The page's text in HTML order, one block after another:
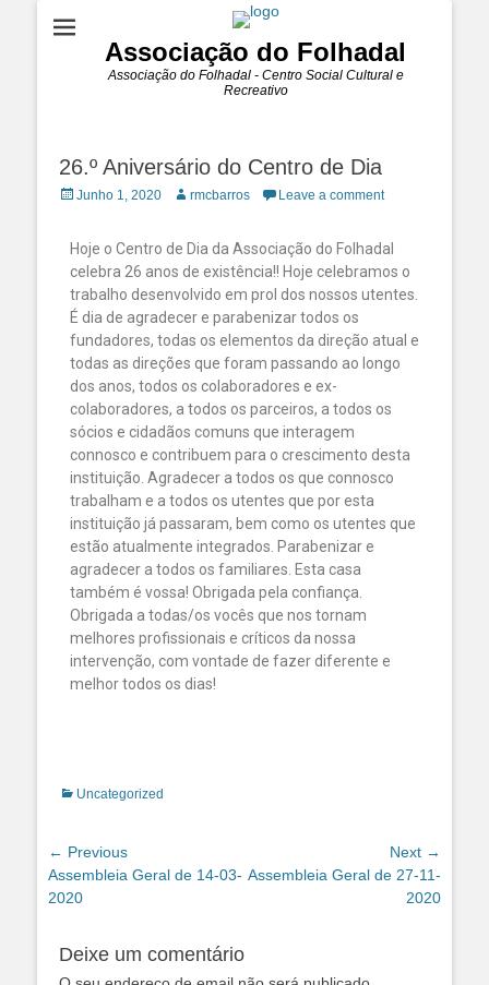
Associação do Folhadal
Associação do Folhadal - Centro Social Cultural e
Recreativo
26.º Aniversário do Centro de Dia
Junho 1, 2020 rmcbarros Leave a comment
Hoje o Centro de Dia da Associação do Folhadal
celebra 26 anos de existência!! Hoje celebramos o
trabalho desenvolvido em prol dos nossos utentes.
É dia de agradecer e parabenizar todos os
fundadores, todas os elementos da direção atual e
todas as direções que foram passando ao longo
dos anos, todos os colaboradores e ex-
colaboradores, a todos os parceiros, a todos os
sócios e cidadãos comuns que interagem
connosco e contribuem para o crescimento desta
instituição. Agradecer a todos os que connosco
trabalham e a todos os utentes que por esta
instituição já passaram, bem como os utentes que
estão atualmente integrados. Parabenizar e
agradecer a todos os familiares. Esta casa
também é vossa! Obrigada pela confiança.
Obrigada a todas/os vocês que nos tornam
melhores profissionais e críticos da nossa
intervenção, com vontade de fazer diferente e
melhor todos os dias!
Uncategorized
← Previous
Assembleia Geral de 14-03-
2020
Next →
Assembleia Geral de 27-11-
2020
Deixe um comentário